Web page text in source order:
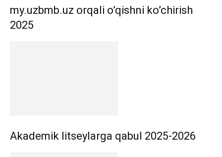
my.uzbmb.uz orqali o’qishni ko’chirish
2025
Akademik litseylarga qabul 2025-2026